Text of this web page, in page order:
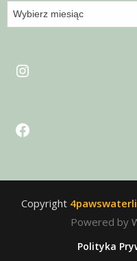
Instagram
Facebook
Copyright
Powered by
Polityka